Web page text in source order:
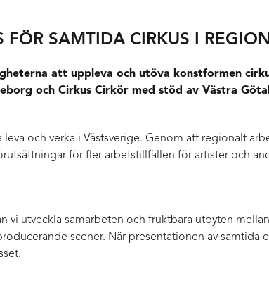
FÖR SAMTIDA CIRKUS I
att uppleva och utöva konstformen
och Cirkus Cirkör med stöd av Västra
och verka i Västsverige. Genom att regionalt
för fler arbetstillfällen för artister och
vi utveckla samarbeten och fruktbara utbyten
scener. När presentationen av samtida